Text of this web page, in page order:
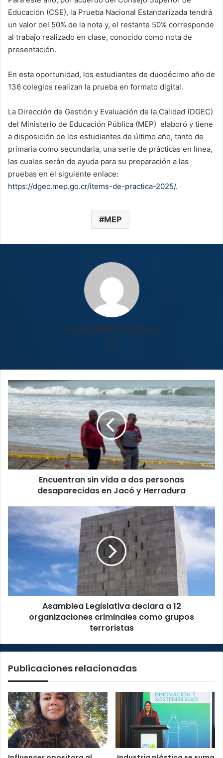
Educación (CSE), la Prueba Nacional Estandarizada tendrá
un valor del 50% de la nota y, el restante 50% corresponde
al trabajo realizado en clase, conocido como nota de
presentación.
En esta oportunidad, los estudiantes de duodécimo año de
136 colegios realizan la prueba en formato digital.
La Dirección de Gestión y Evaluación de la Calidad (DGEC)
del Ministerio de Educación Pública (MEP) elaboró y tiene
a disposición de los estudiantes de último año, tanto de
primaria como secundaria, una serie de prácticas en línea,
las cuales serán de ayuda para su preparación a las
pruebas en el siguiente enlace:
https://dgec.mep.go.cr/items-de-practica-2025/.
MEP
Jose Daniel Sandoval
Encuentran
sin
vida
a
dos
personas
desaparecidas
en
Encuentran sin vida a ​​dos personas
desaparecidas en Jacó y Herradura
Asamblea
declara
organizaciones
como
grupos
Asamblea Legislativa declara a 12
organizaciones criminales como grupos
terroristas
Publicaciones relacionadas